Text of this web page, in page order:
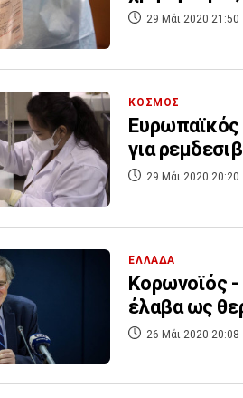
29 Μάι 2020 21:50
ΚΟΣΜΟΣ
για
29 Μάι 2020 20:20
ΕΛΛΑΔΑ
Κορωνοϊός -
έλαβα ως
26 Μάι 2020 20:08